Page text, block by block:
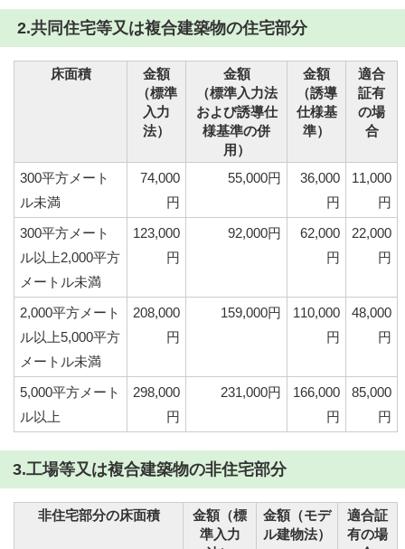
2.共同住宅等又は複合建築物の住宅部分
床面積
金額
（標準
入力
法）
金額
（標準入力法
および誘導仕
様基準の併
用）
金額
（誘導
仕様基
準）
適合
証有
の場
合
300平方メート
ル未満
74,000
円
55,000円
36,000
円
11,000
円
300平方メート
ル以上2,000平方
メートル未満
123,000
円
92,000円
62,000
円
22,000
円
2,000平方メート
ル以上5,000平方
メートル未満
208,000
円
159,000円
110,000
円
48,000
円
5,000平方メート
ル以上
298,000
円
231,000円
166,000
円
85,000
円
3.工場等又は複合建築物の非住宅部分
非住宅部分の床面積
金額（標
準入力
金額（モデ
ル建物法）
適合証
有の場